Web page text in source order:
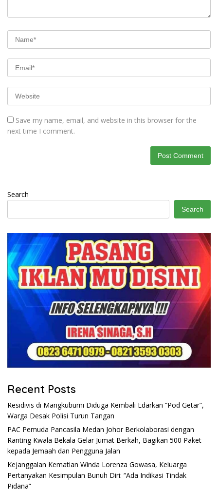
Save my name, email, and website in this browser for the
next time I comment.
Search
Search
Recent Posts
Residivis di Mangkubumi Diduga Kembali Edarkan “Pod Getar”,
Warga Desak Polisi Turun Tangan
PAC Pemuda Pancasila Medan Johor Berkolaborasi dengan
Ranting Kwala Bekala Gelar Jumat Berkah, Bagikan 500 Paket
kepada Jemaah dan Pengguna Jalan
Kejanggalan Kematian Winda Lorenza Gowasa, Keluarga
Pertanyakan Kesimpulan Bunuh Diri: “Ada Indikasi Tindak
Pidana”